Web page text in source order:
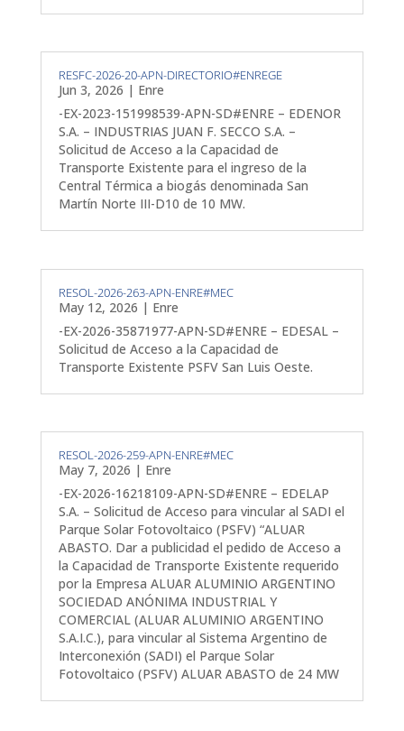
RESFC-2026-20-APN-DIRECTORIO#ENREGE
Jun 3, 2026 | Enre
-EX-2023-151998539-APN-SD#ENRE – EDENOR
S.A. – INDUSTRIAS JUAN F. SECCO S.A. –
Solicitud de Acceso a la Capacidad de
Transporte Existente para el ingreso de la
Central Térmica a biogás denominada San
Martín Norte III-D10 de 10 MW.
RESOL-2026-263-APN-ENRE#MEC
May 12, 2026 | Enre
-EX-2026-35871977-APN-SD#ENRE – EDESAL –
Solicitud de Acceso a la Capacidad de
Transporte Existente PSFV San Luis Oeste.
RESOL-2026-259-APN-ENRE#MEC
May 7, 2026 | Enre
-EX-2026-16218109-APN-SD#ENRE – EDELAP
S.A. – Solicitud de Acceso para vincular al SADI el
Parque Solar Fotovoltaico (PSFV) “ALUAR
ABASTO. Dar a publicidad el pedido de Acceso a
la Capacidad de Transporte Existente requerido
por la Empresa ALUAR ALUMINIO ARGENTINO
SOCIEDAD ANÓNIMA INDUSTRIAL Y
COMERCIAL (ALUAR ALUMINIO ARGENTINO
S.A.I.C.), para vincular al Sistema Argentino de
Interconexión (SADI) el Parque Solar
Fotovoltaico (PSFV) ALUAR ABASTO de 24 MW